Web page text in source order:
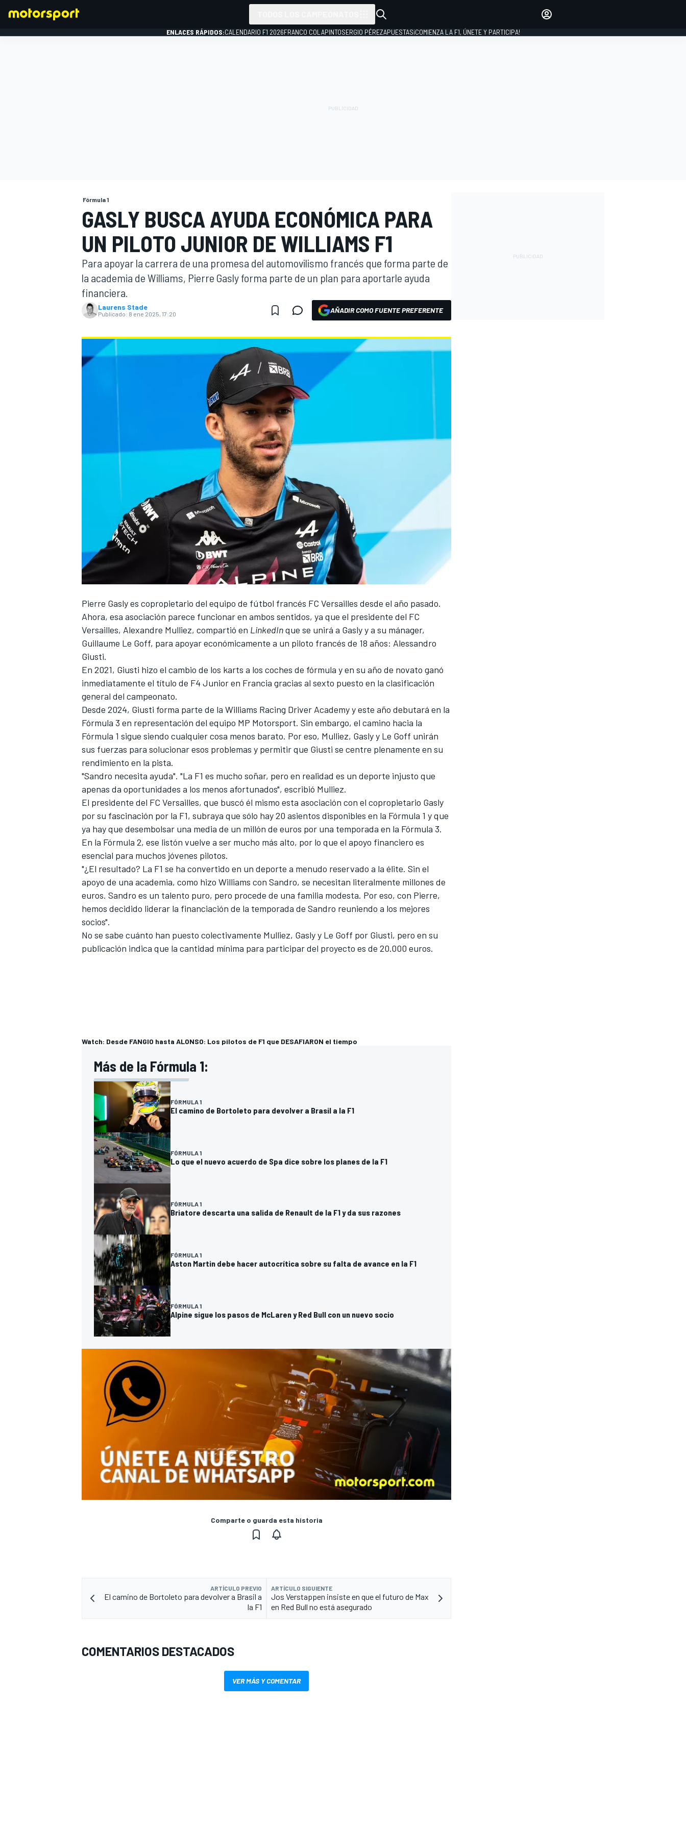
INDYCAR
NASCAR CUP
FÓRMULA E
MÁS CATEGORÍAS
INICIAR SESIÓN
ENLACES RÁPIDOS:CALENDARIO F1 2026FRANCO COLAPINTOSERGIO PÉREZAPUESTAS¡COMIENZA LA F1, ÚNETE Y PARTICIPA!
Fórmula 1
GASLY BUSCA AYUDA ECONÓMICA PARA
UN PILOTO JUNIOR DE WILLIAMS F1
Para apoyar la carrera de una promesa del automovilismo francés que forma parte de
la academia de Williams, Pierre Gasly forma parte de un plan para aportarle ayuda
financiera.
Laurens Stade
Publicado: 8 ene 2025, 17:20 AÑADIR COMO FUENTE PREFERENTE
Pierre Gaslyes copropietario del equipo de fútbol francés FC Versailles desde el año pasado.
Ahora, esa asociación parece funcionar en ambos sentidos, ya que el presidente del FC
Versailles, Alexandre Mulliez, compartió en LinkedInque se unirá a Gasly y a su mánager,
Guillaume Le Goff, para apoyar económicamente a un piloto francés de 18 años: Alessandro
Giusti.
En 2021, Giusti hizo el cambio de los karts a los coches de fórmula y en su año de novato ganó
inmediatamente el título de F4 Junior en Francia gracias al sexto puesto en la clasificación
general del campeonato.
Desde 2024, Giusti forma parte de la Williams Racing Driver Academy y este año debutará en la
Fórmula 3 en representación del equipo MP Motorsport. Sin embargo, el camino hacia la
Fórmula 1 sigue siendo cualquier cosa menos barato. Por eso, Mulliez, Gasly y Le Goff unirán
sus fuerzas para solucionar esos problemas y permitir que Giusti se centre plenamente en su
rendimiento en la pista.
"Sandro necesita ayuda". "La F1 es mucho soñar, pero en realidad es un deporte injusto que
apenas da oportunidades a los menos afortunados", escribió Mulliez.
El presidente del FC Versailles, que buscó él mismo esta asociación con el copropietario Gasly
por su fascinación por la F1, subraya que sólo hay 20 asientos disponibles en la Fórmula 1 y que
ya hay que desembolsar una media de un millón de euros por una temporada en la Fórmula 3.
En la Fórmula 2, ese listón vuelve a ser mucho más alto, por lo que el apoyo financiero es
esencial para muchos jóvenes pilotos.
"¿El resultado? La F1 se ha convertido en un deporte a menudo reservado a la élite. Sin el
apoyo de una academia, como hizo Williams con Sandro, se necesitan literalmente millones de
euros. Sandro es un talento puro, pero procede de una familia modesta. Por eso, con Pierre,
hemos decidido liderar la financiación de la temporada de Sandro reuniendo a los mejores
socios".
No se sabe cuánto han puesto colectivamente Mulliez, Gasly y Le Goff por Giusti, pero en su
publicación indica que la cantidad mínima para participar del proyecto es de 20.000 euros.
Watch: Desde FANGIO hasta ALONSO: Los pilotos de F1 que DESAFIARON el tiempo
Más de la Fórmula 1:
FÓRMULA 1
El camino de Bortoleto para devolver a Brasil a la F1
FÓRMULA 1
Lo que el nuevo acuerdo de Spa dice sobre los planes de la F1
FÓRMULA 1
Briatore descarta una salida de Renault de la F1 y da sus razones
FÓRMULA 1
Aston Martin debe hacer autocrítica sobre su falta de avance en la F1
FÓRMULA 1
Alpine sigue los pasos de McLaren y Red Bull con un nuevo socio
Comparte o guarda esta historia
ARTÍCULO PREVIO
El camino de Bortoleto para devolver a Brasil a
la F1
ARTÍCULO SIGUIENTE
Jos Verstappen insiste en que el futuro de Max
en Red Bull no está asegurado
COMENTARIOS DESTACADOS
VER MÁS Y COMENTAR